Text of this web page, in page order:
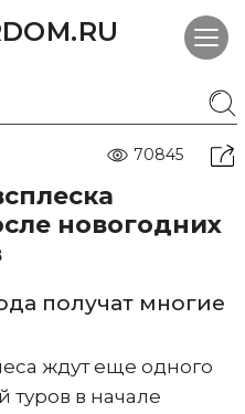
70845
новогодних
получат многие
ждут еще одного
туров в начале